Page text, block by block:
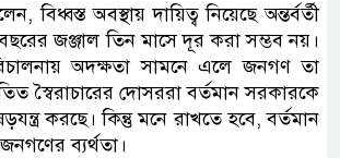
বিধ্বস্ত অবস্থায় দায়িত্ব নিয়েছে অন্তর্বর্তী
জঞ্জাল তিন মাসে দূর করা সম্ভব নয়।
অদক্ষতা সামনে এলে জনগণ তা
স্বৈরাচারের দোসররা বর্তমান সরকারকে
করছে। কিন্তু মনে রাখতে হবে, বর্তমান
ব্যর্থতা।